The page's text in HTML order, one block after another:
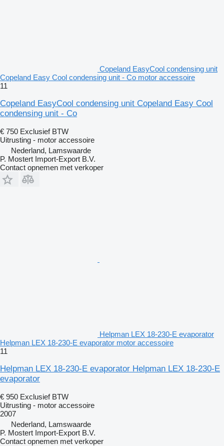
Copeland EasyCool condensing unit
Copeland Easy Cool condensing unit - Co motor accessoire
11
Copeland EasyCool condensing unit Copeland Easy Cool
condensing unit - Co
€ 750 Exclusief BTW
Uitrusting - motor accessoire
Nederland, Lamswaarde
P. Mostert Import-Export B.V.
Contact opnemen met verkoper
Helpman LEX 18-230-E evaporator
Helpman LEX 18-230-E evaporator motor accessoire
11
Helpman LEX 18-230-E evaporator Helpman LEX 18-230-E
evaporator
€ 950 Exclusief BTW
Uitrusting - motor accessoire
2007
Nederland, Lamswaarde
P. Mostert Import-Export B.V.
Contact opnemen met verkoper